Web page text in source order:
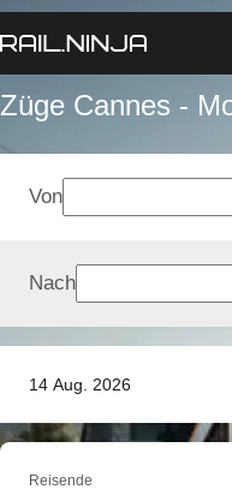
Züge Cannes -
14 Aug. 2026
Von
Nach
Reisende